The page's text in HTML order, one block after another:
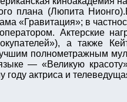
плана (Люпита
«Гравитация»; в
Актерские
а также
полнометражным
— «Великую
году актриса и